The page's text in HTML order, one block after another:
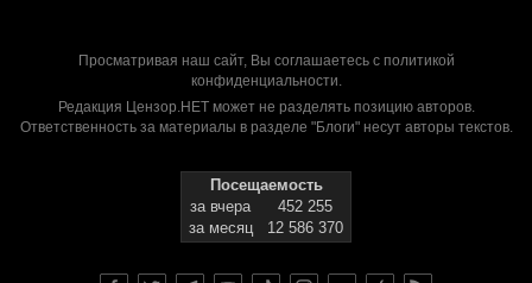
Просматривая наш сайт, Вы соглашаетесь с политикой
конфиденциальности.
Редакция Цензор.НЕТ может не разделять позицию авторов.
Ответственность за материалы в разделе "Блоги" несут авторы текстов.
Посещаемость
за вчера
452 255
за месяц
12 586 370